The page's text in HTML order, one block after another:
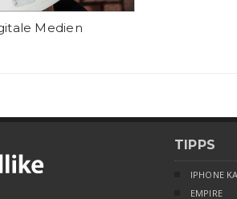
Medien
TIPPS
IPHONE
EMPIRE